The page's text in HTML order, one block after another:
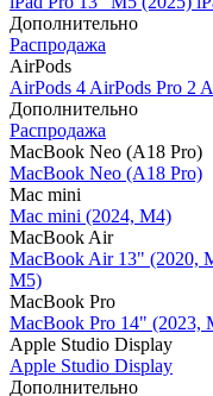
Дополнительно
Распродажа
AirPods
AirPods 4 AirPods Pro 2
Дополнительно
Распродажа
MacBook Neo (A18 Pro)
MacBook Neo (A18 Pro)
Mac mini
Mac mini (2024, M4)
MacBook Air
MacBook Air 13" (2020,
M5)
MacBook Pro
MacBook Pro 14" (2023,
Apple Studio Display
Apple Studio Display
Дополнительно